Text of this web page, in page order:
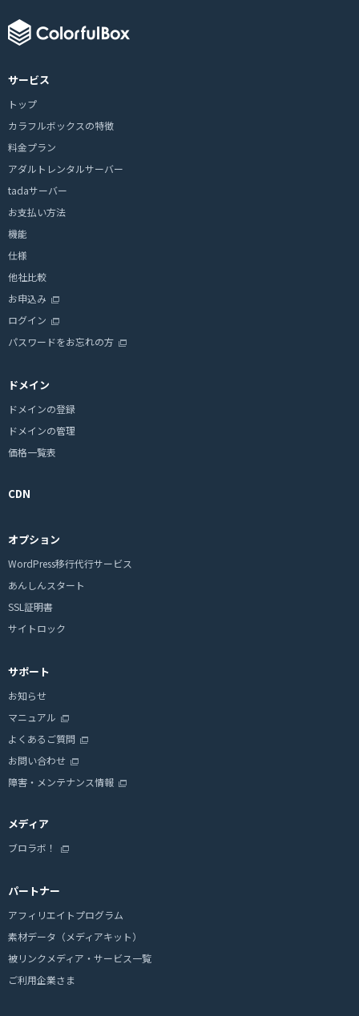
サービス
トップ
カラフルボックスの特徴
料金プラン
アダルトレンタルサーバー
tadaサーバー
お支払い方法
機能
仕様
他社比較
お申込み
ログイン
パスワードをお忘れの方
ドメイン
ドメインの登録
ドメインの管理
価格一覧表
CDN
オプション
WordPress移行代行サービス
あんしんスタート
SSL証明書
サイトロック
サポート
お知らせ
マニュアル
よくあるご質問
お問い合わせ
障害・メンテナンス情報
メディア
ブロラボ！
パートナー
アフィリエイトプログラム
素材データ（メディアキット）
被リンクメディア・サービス一覧
ご利用企業さま